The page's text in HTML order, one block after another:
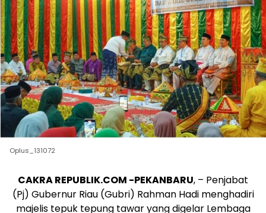
Oplus_131072
CAKRA REPUBLIK.COM -PEKANBARU, – Penjabat
(Pj) Gubernur Riau (Gubri) Rahman Hadi menghadiri
majelis tepuk tepung tawar yang digelar Lembaga